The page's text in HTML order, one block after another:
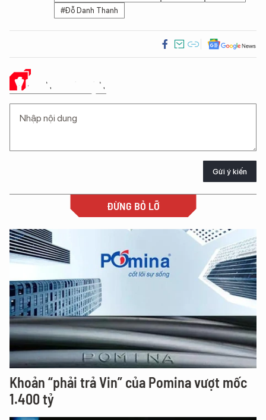
#Đỗ Danh Thanh
Ý KIẾN CỦA BẠN
Gửi ý kiến
ĐỪNG BỎ LỠ
Khoản “phải trả Vin” của Pomina vượt mốc
1.400 tỷ